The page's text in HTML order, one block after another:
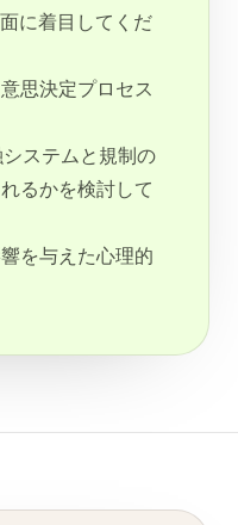
に着目してくだ
思決定プロセス
ステムと規制の
るかを検討して
を与えた心理的